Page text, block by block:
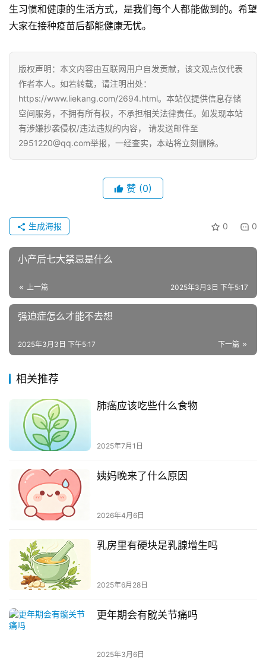
生习惯和健康的生活方式，是我们每个人都能做到的。希望
大家在接种疫苗后都能健康无忧。
版权声明：本文内容由互联网用户自发贡献，该文观点仅代表
作者本人。如若转载，请注明出处：
https://www.liekang.com/2694.html。本站仅提供信息存储
空间服务，不拥有所有权，不承担相关法律责任。如发现本站
有涉嫌抄袭侵权/违法违规的内容， 请发送邮件至
2951220@qq.com举报，一经查实，本站将立刻删除。
赞 (0)
0 0
生成海报
小产后七大禁忌是什么
上一篇 2025年3月3日 下午5:17
强迫症怎么才能不去想
下一篇
2025年3月3日 下午5:17
相关推荐
肺癌应该吃些什么食物
2025年7月1日
姨妈晚来了什么原因
2026年4月6日
乳房里有硬块是乳腺增生吗
2025年6月28日
更年期会有髋关节痛吗
2025年3月6日